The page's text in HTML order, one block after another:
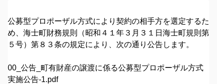
公募型プロポーザル方式により契約の相手方を選定するた
め、海士町財務規則（昭和４１年３月３１日海士町規則第
５号）第８３条の規定により、次の通り公告します。
00_公告_町有財産の譲渡に係る公募型プロポーザル方式
実施公告-1.pdf